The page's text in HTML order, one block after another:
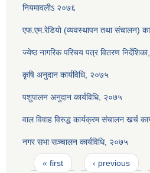
नियमावलीऽ २०७६
एफ.एम.रेडियाे (व्यवस्थापन तथा संचालन)
ज्येष्ठ नागरिक परिचय पत्र वितरण
कृषि अनुदान कार्यविधि, २०७५
पशुपालन अनुदान कार्यविधि, २०७५
वाल विवाह विरुद्ध कार्यक्रम संचालन खर्च
नगर सभा सञ्चालन कार्यविधि, २०७५
Pages
« first ‹ previous